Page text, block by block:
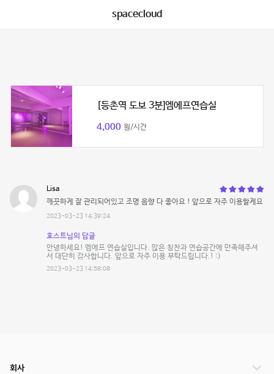
spacecloud
[등촌역 도보 3분]엠에프연습실
4,000 원/시간
Lisa
깨끗하게 잘 관리되어있고 조명 음향 다 좋아요 ! 앞으로 자주 이용할게요
2023-03-23 14:39:24
호스트님의 답글
안녕하세요! 엠에프 연습실입니다. 많은 칭찬과 연습공간에 만족해주셔
서 대단히 감사합니다. 앞으로 자주 이용 부탁드립니다.! :)
2023-03-23 14:58:08
회사